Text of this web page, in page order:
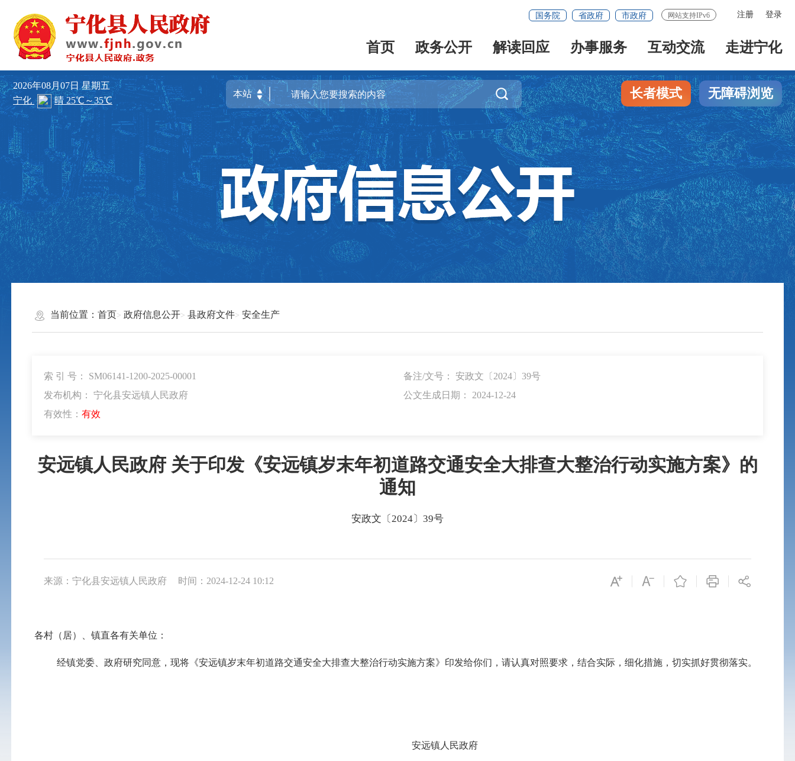
注册 登录
国务院 省政府 市政府 网站支持IPv6
首页 政务公开 解读回应 办事服务 互动交流 走进宁化
2026年08月07日星期五
 长者模式 无障碍浏览
当前位置： 首页 政府信息公开 县政府文件 安全生产
索 引 号： SM06141-1200-2025-00001
备注/文号： 安政文〔2024〕39号
发布机构： 宁化县安远镇人民政府
公文生成日期： 2024-12-24
有效性： 有效
安远镇人民政府 关于印发《安远镇岁末年初道路交通安全大排查大整治行动实施方案》的
通知
安政文〔2024〕39号
来源：宁化县安远镇人民政府 时间：2024-12-24 10:12
各村（居） 、镇直各有关单位：
经镇党委、政府研究同意，现将《安远镇岁末年初道路交通安全大排查大整治行动实施方案》印发给你们，请认真对照要求，结合实际，细化措施，切实抓好贯彻落实。
安远镇人民政府